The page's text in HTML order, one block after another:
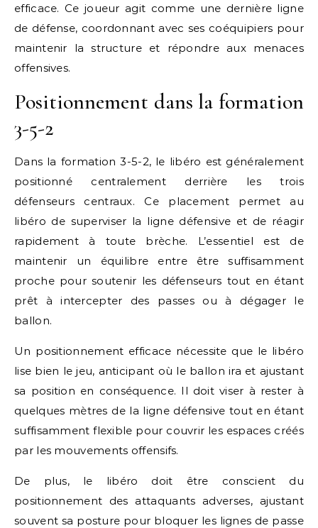
efficace. Ce joueur agit comme une dernière ligne
de défense, coordonnant avec ses coéquipiers pour
maintenir la structure et répondre aux menaces
offensives.
Positionnement dans la formation
3-5-2
Dans la formation 3-5-2, le libéro est généralement
positionné centralement derrière les trois
défenseurs centraux. Ce placement permet au
libéro de superviser la ligne défensive et de réagir
rapidement à toute brèche. L’essentiel est de
maintenir un équilibre entre être suffisamment
proche pour soutenir les défenseurs tout en étant
prêt à intercepter des passes ou à dégager le
ballon.
Un positionnement efficace nécessite que le libéro
lise bien le jeu, anticipant où le ballon ira et ajustant
sa position en conséquence. Il doit viser à rester à
quelques mètres de la ligne défensive tout en étant
suffisamment flexible pour couvrir les espaces créés
par les mouvements offensifs.
De plus, le libéro doit être conscient du
positionnement des attaquants adverses, ajustant
souvent sa posture pour bloquer les lignes de passe